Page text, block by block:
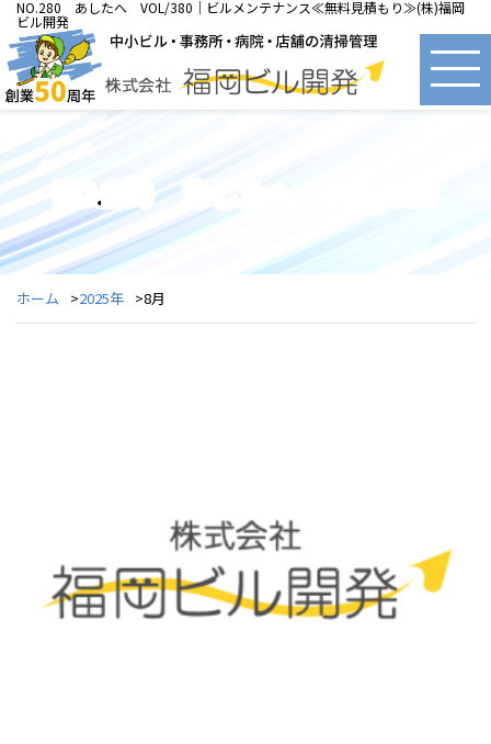
NO.280 あしたへ VOL/380｜ビルメンテナンス≪無料見積もり≫(株)福岡
ビル開発
NO.280 あしたへ VOL/380
ホーム 2025年 8月